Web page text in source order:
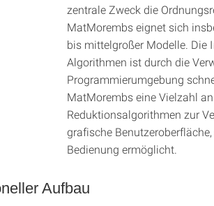
zentrale Zweck die
MatMorembs eignet sich
bis mittelgroßer Modelle. Die
Algorithmen ist durch die
Programmierumgebung
MatMorembs eine Vielzahl
Reduktionsalgorithmen zur
grafische
Bedienung ermöglicht.
Aufbau